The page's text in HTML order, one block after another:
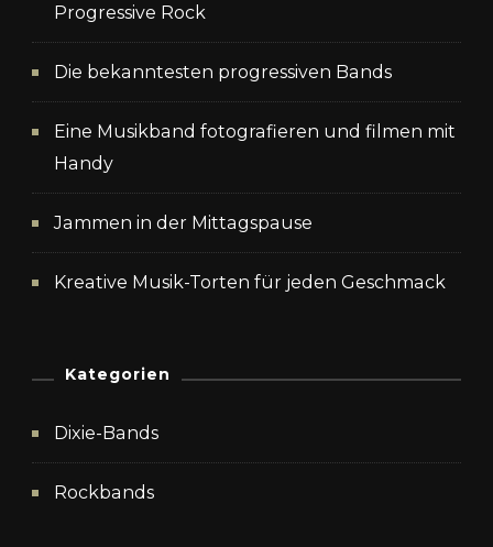
Progressive Rock
Die bekanntesten progressiven Bands
Eine Musikband fotografieren und filmen mit
Handy
Jammen in der Mittagspause
Kreative Musik-Torten für jeden Geschmack
Kategorien
Dixie-Bands
Rockbands